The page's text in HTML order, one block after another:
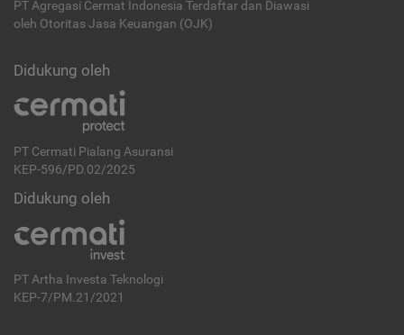
PT Agregasi Cermat Indonesia Terdaftar dan Diawasi
oleh Otoritas Jasa Keuangan (OJK)
Didukung oleh
PT Cermati Pialang Asuransi
KEP-596/PD.02/2025
Didukung oleh
PT Artha Investa Teknologi
KEP-7/PM.21/2021